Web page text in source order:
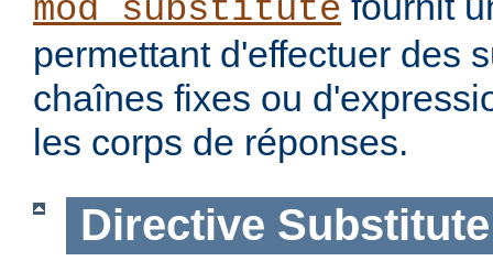
mod_substitute
permettant d'effectuer des
chaînes fixes ou
les corps de réponses.
Directive Substitute